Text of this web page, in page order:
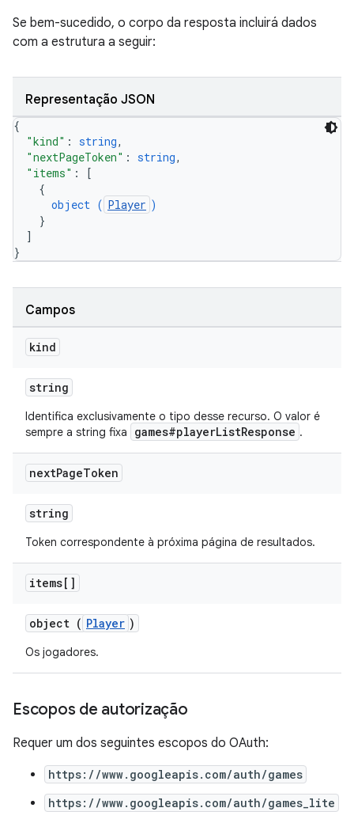
Se bem-sucedido, o corpo da resposta incluirá dados
com a estrutura a seguir:
Representação JSON
{
"kind" : string,
"nextPageToken" : string,
"items" :
[
{
object ( Player )
}
]
}
Campos
kind
string
Identifica exclusivamente o tipo desse recurso. O valor é
sempre a string fixa
games#playerListResponse .
nextPageToken
string
Token correspondente à próxima página de resultados.
items[]
object ( Player )
Os jogadores.
Escopos de autorização
Requer um dos seguintes escopos do OAuth:
https://www.googleapis.com/auth/games
https://www.googleapis.com/auth/games_lite